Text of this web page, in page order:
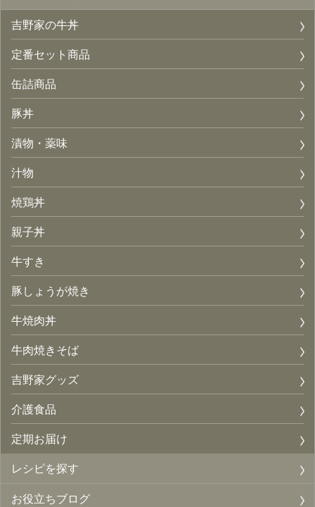
吉野家の牛丼
定番セット商品
缶詰商品
豚丼
漬物・薬味
汁物
焼鶏丼
親子丼
牛すき
豚しょうが焼き
牛焼肉丼
牛肉焼きそば
吉野家グッズ
介護食品
定期お届け
レシピを探す
お役立ちブログ